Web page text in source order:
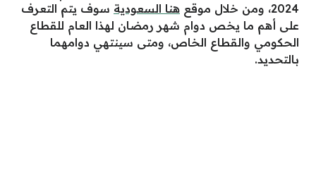
2024، ومن خلال موقع
هنا السعودية سوف يتم التعرف
على أهم ما يخص دوام شهر رمضان لهذا العام للقطاع
الحكومي والقطاع الخاص، ومتى سينتهي دوامهما
بالتحديد.